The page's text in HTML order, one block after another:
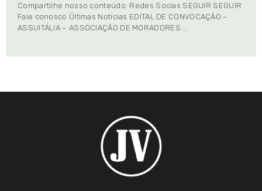
Compartilhe nosso conteúdo: Redes Socias SEGUIR SEGUIR
Fale conosco Últimas Notícias EDITAL DE CONVOCAÇÃO –
ASSUITÁLIA – ASSOCIAÇÃO DE MORADORES …